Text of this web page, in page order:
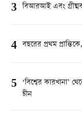
3 বিআরআই এবং
4 বছরের প্রথম
5 ‘বিশ্বের কারখানা’
চীন